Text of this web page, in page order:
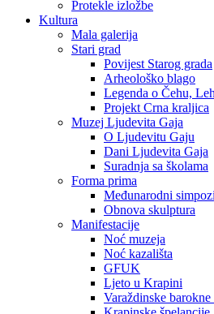
Protekle izložbe
Kultura
Mala galerija
Stari grad
Povijest Starog grada
Arheološko blago
Legenda o Čehu,
Projekt Crna kraljica
Muzej Ljudevita Gaja
O Ljudevitu Gaju
Dani Ljudevita Gaja
Suradnja sa školama
Forma prima
Međunarodni
Obnova skulptura
Manifestacije
Noć muzeja
Noć kazališta
GFUK
Ljeto u Krapini
Varaždinske barokne